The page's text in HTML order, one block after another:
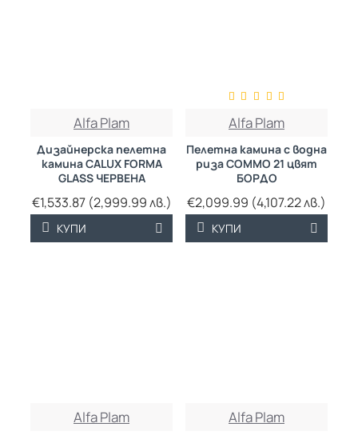
Alfa Plam
Дизайнерска пелетна
камина CALUX FORMA
GLASS ЧЕРВЕНА
€1,533.87 (2,999.99 лв.)
КУПИ
ТРАЙНО НИСКА
Alfa Plam
Пелетна камина с водна
риза COMMO 21 цвят
БОРДО
€2,099.99 (4,107.22 лв.)
КУПИ
Alfa Plam Alfa Plam